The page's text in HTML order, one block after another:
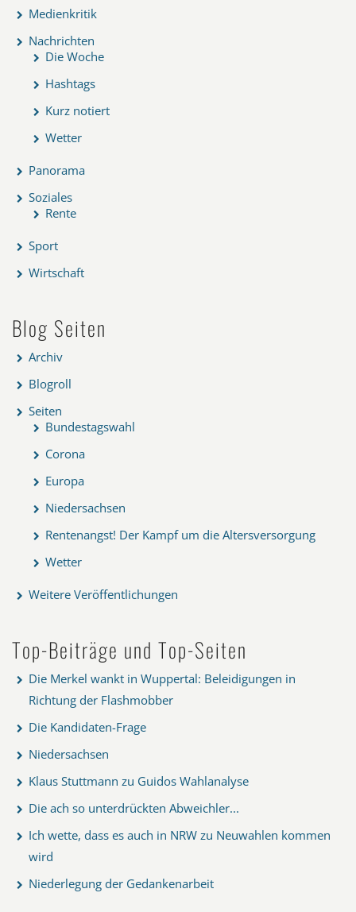
Medienkritik
Nachrichten
Die Woche
Hashtags
Kurz notiert
Wetter
Panorama
Soziales
Rente
Sport
Wirtschaft
Blog Seiten
Archiv
Blogroll
Seiten
Bundestagswahl
Corona
Europa
Niedersachsen
Rentenangst! Der Kampf um die Altersversorgung
Wetter
Weitere Veröffentlichungen
Top-Beiträge und Top-Seiten
Die Merkel wankt in Wuppertal: Beleidigungen in
Richtung der Flashmobber
Die Kandidaten-Frage
Niedersachsen
Klaus Stuttmann zu Guidos Wahlanalyse
Die ach so unterdrückten Abweichler...
Ich wette, dass es auch in NRW zu Neuwahlen kommen
wird
Niederlegung der Gedankenarbeit